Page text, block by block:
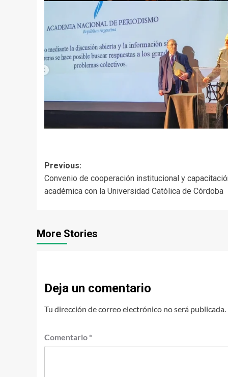
Post
navigation
Previous:
Convenio de cooperación institucional y
académica con la Universidad Católica de Córdoba
More Stories
Deja un comentario
Tu dirección de correo electrónico no será publicada.
Comentario *